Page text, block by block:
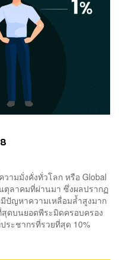
ามมั่งคั่งทั่วโลก หรือ Global
ตุลาคมที่ผ่านมา ซึ่งผลปรากฏ
ปัญหาความเหลื่อมล้ำสูงมาก
ดบนยอดพีระมิดครอบครอง
ระชากรที่รวยที่สุด 10%